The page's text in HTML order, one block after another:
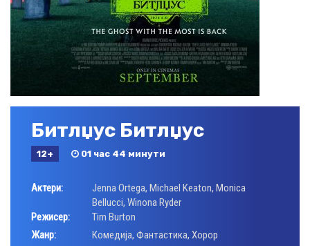
Битлџус Битлџус
12+ 01 час 44 минути
Актери: Jenna Ortega, Michael Keaton, Monica
Bellucci, Winona Ryder
Режисер:
Tim Burton
Жанр:
Комедија, Фантастика, Хорор